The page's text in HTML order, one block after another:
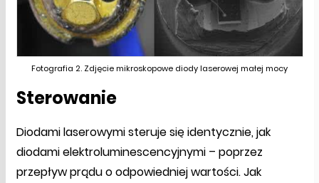
Fotografia 2. Zdjęcie mikroskopowe diody laserowej małej mocy
Sterowanie
Diodami laserowymi steruje się identycznie, jak
diodami elektroluminescencyjnymi – poprzez
przepływ prądu o odpowiedniej wartości. Jak